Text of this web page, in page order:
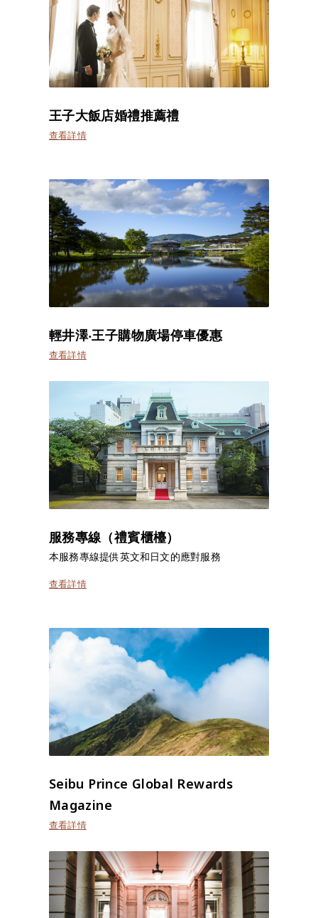
王子大飯店婚禮推薦禮
查看詳情
輕井澤‧王子購物廣場停車優惠
查看詳情
服務專線（禮賓櫃檯）
本服務專線提供英文和日文的應對服務
查看詳情
Seibu Prince Global Rewards
Magazine
查看詳情